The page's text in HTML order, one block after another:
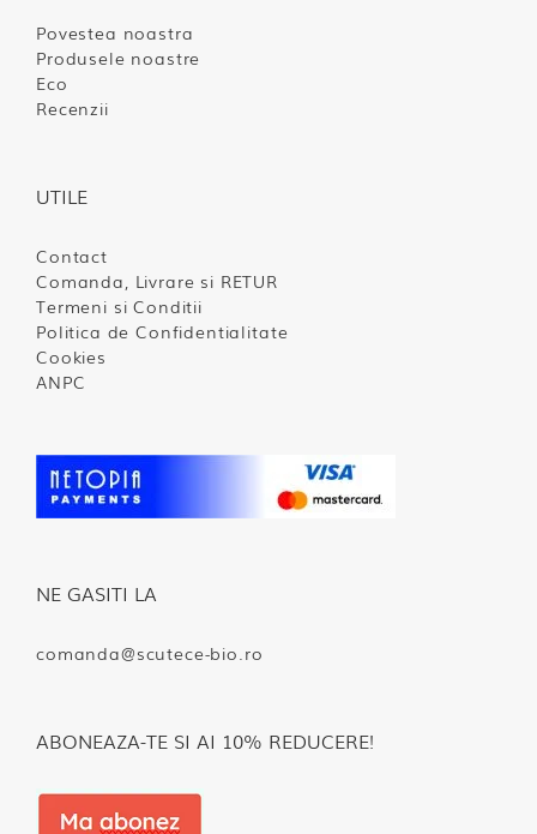
Povestea noastra
Produsele noastre
Eco
Recenzii
UTILE
Contact
Comanda, Livrare si RETUR
Termeni si Conditii
Politica de Confidentialitate
Cookies
ANPC
NE GASITI LA
comanda@scutece-bio.ro
ABONEAZA-TE SI AI 10% REDUCERE!